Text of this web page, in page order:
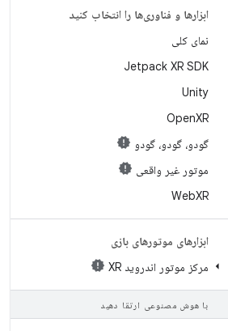
ابزارها و فناوری‌ها را انتخاب کنید
نمای کلی
Jetpack XR SDK
Unity
OpenXR
گودو، گودو، گودو
موتور غیر واقعی
WebXR
ابزارهای موتورهای بازی
مرکز موتور اندروید XR
با هوش مصنوعی ارتقا دهید